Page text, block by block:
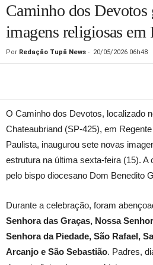
Caminho dos Devotos
imagens religiosas em
Por Redação Tupã News - 20/05/2026 06h48
O Caminho dos Devotos, localizado
Chateaubriand (SP-425), em
Paulista, inaugurou sete novas
estrutura na última sexta-feira (15). A
pelo bispo diocesano Dom Benedito
Durante a celebração, foram
Senhora das Graças, Nossa
Senhora da Piedade, São Rafael,
Arcanjo e São Sebastião. Padres,